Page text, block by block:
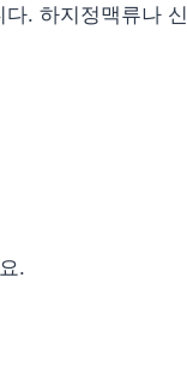
. 하지정맥류나 신
.